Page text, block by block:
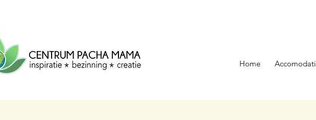
Centrum voor inspiratie, bezinning &
creatie.
Home